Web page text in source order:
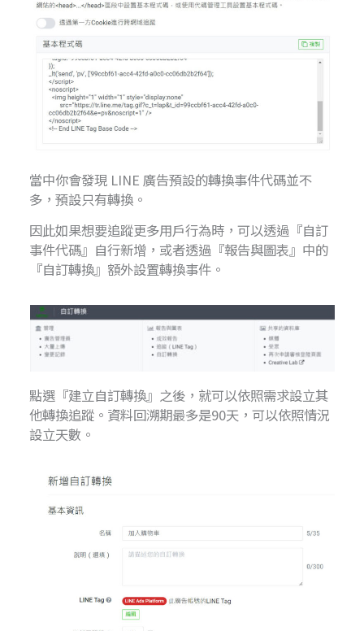
當中你會發現 LINE 廣告預設的轉換事件代碼並不
多，預設只有轉換。
因此如果想要追蹤更多用戶行為時，可以透過『自訂
事件代碼』自行新增，或者透過『報告與圖表』中的
『自訂轉換』額外設置轉換事件。
點選『建立自訂轉換』之後，就可以依照需求設立其
他轉換追蹤。資料回溯期最多是90天，可以依照情況
設立天數。